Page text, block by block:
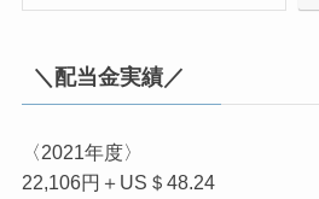
＼配当金実績／
〈2021年度〉
22,106円＋US＄48.24